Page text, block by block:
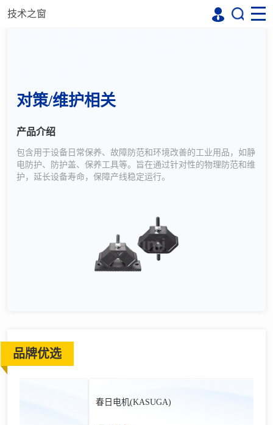
技术之窗
对策/维护相关
产品介绍
包含用于设备日常保养、故障防范和环境改善的工业用品，如静
电防护、防护盖、保养工具等。旨在通过针对性的物理防范和维
护，延长设备寿命，保障产线稳定运行。
品牌优选
春日电机(KASUGA)